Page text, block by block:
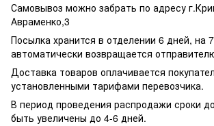
Самовывоз можно забрать по адресу
Авраменко,3
Посылка хранится в отделении 6 дней, на
автоматически возвращается
Доставка товаров оплачивается
установленными тарифами перевозчика.
В период проведения распродажи сроки
быть увеличены до 4-6 дней.